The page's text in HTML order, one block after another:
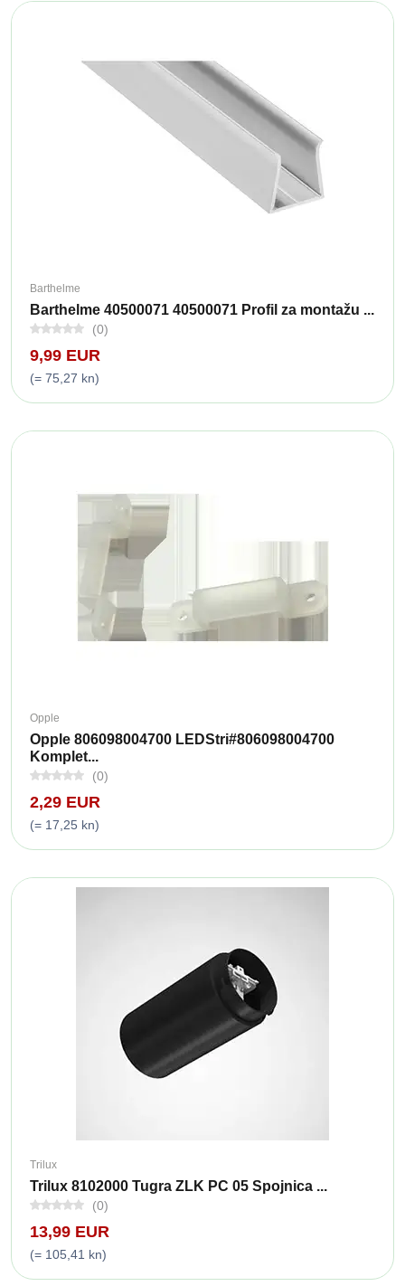
Barthelme
Barthelme 40500071 40500071 Profil za montažu ...
(0)
9,99 EUR
(= 75,27 kn)
Opple
Opple 806098004700 LEDStri#806098004700
Komplet...
(0)
2,29 EUR
(= 17,25 kn)
Trilux
Trilux 8102000 Tugra ZLK PC 05 Spojnica ...
(0)
13,99 EUR
(= 105,41 kn)